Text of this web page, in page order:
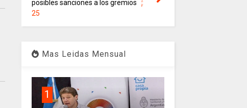
posibles sanciones a los gremios
25
Mas Leidas Mensual
1